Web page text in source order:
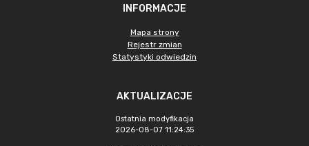
INFORMACJE
Mapa strony
Rejestr zmian
Statystyki odwiedzin
AKTUALIZACJE
Ostatnia modyfikacja
2026-08-07 11:24:35